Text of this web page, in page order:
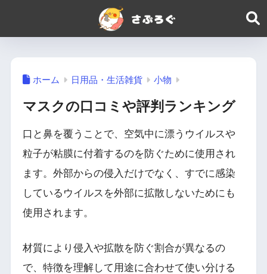
ホーム 日用品・生活雑貨 小物
マスクの口コミや評判ランキング
口と鼻を覆うことで、空気中に漂うウイルスや
粒子が粘膜に付着するのを防ぐために使用され
ます。外部からの侵入だけでなく、すでに感染
しているウイルスを外部に拡散しないためにも
使用されます。
材質により侵入や拡散を防ぐ割合が異なるの
で、特徴を理解して用途に合わせて使い分ける